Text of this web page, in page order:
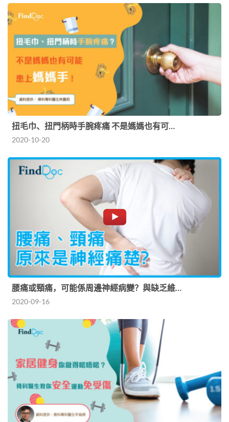
扭毛巾、扭門柄時手腕疼痛 不是媽媽也有可…
2020-10-20
腰痛或頸痛，可能係周邊神經病變？與缺乏維…
2020-09-16